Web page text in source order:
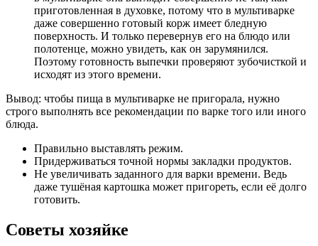
приготовленная в духовке, потому что в мультиварке
даже совершенно готовый корж имеет бледную
поверхность. И только перевернув его на блюдо или
полотенце, можно увидеть, как он зарумянился.
Поэтому готовность выпечки проверяют зубочисткой и
исходят из этого времени.
Вывод: чтобы пища в мультиварке не пригорала, нужно
строго выполнять все рекомендации по варке того или иного
блюда.
Правильно выставлять режим.
Придерживаться точной нормы закладки продуктов.
Не увеличивать заданного для варки времени. Ведь
даже тушёная картошка может пригореть, если её долго
готовить.
Советы хозяйке